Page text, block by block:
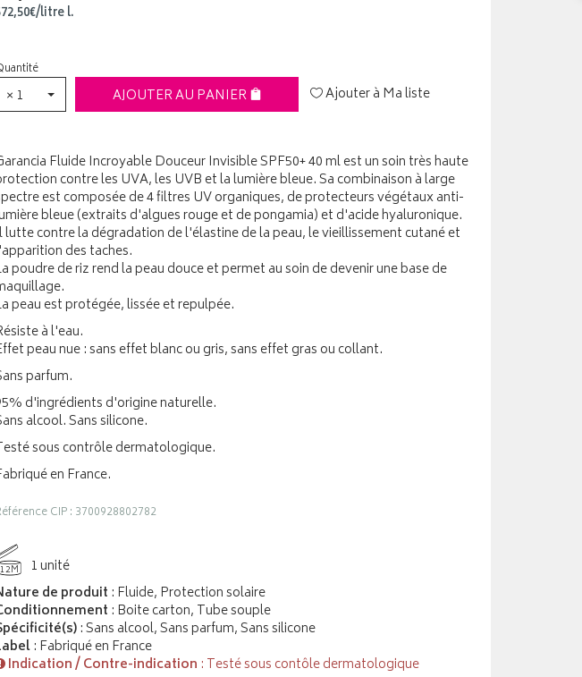
,50€/litrel.
× 1 AJOUTER AU PANIER Ajouter à Ma liste
Fluide Incroyable Douceur Invisible SPF50+ 40 ml est un soin très haute
contre les UVA, les UVB et la lumière bleue. Sa combinaison à large
est composée de 4 filtres UV organiques, de protecteurs végétaux anti-
bleue (extraits d'algues rouge et de pongamia) et d'acide hyaluronique.
lutte contre la dégradation de l'élastine de la peau, le vieillissement cutané et
des taches.
poudre de riz rend la peau douce et permet au soin de devenir une base de
peau est protégée, lissée et repulpée.
à l'eau.
peau nue : sans effet blanc ou gris, sans effet gras ou collant.
parfum.
d'ingrédients d'origine naturelle.
alcool. Sans silicone.
sous contrôle dermatologique.
en France.
CIP : 3700928802782
12M
1 unité
de produit : Fluide, Protection solaire
: Boite carton, Tube souple
: Sans alcool, Sans parfum, Sans silicone
: Fabriqué en France
Indication / Contre-indication : Testé sous contôle dermatologique